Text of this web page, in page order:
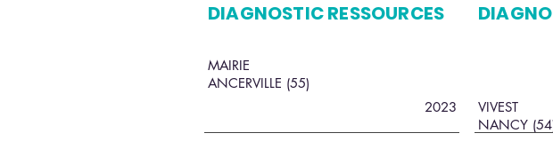
DIAGNOSTIC RESSOURCES
MAIRIE
ANCERVILLE (55)
2023
VIVEST
NANCY